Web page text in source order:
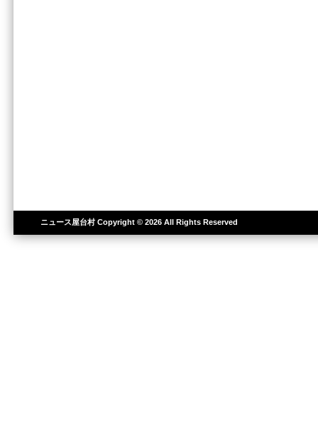
ニュース屋台村Copyright © 2026 All Rights Reserved